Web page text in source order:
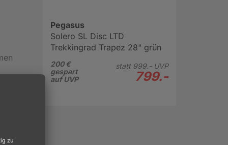
Pegasus
Solero SL Disc LTD
Trekkingrad Trapez 28" grün
200 €
gespart
auf UVP
statt 999.-UVP
799.-